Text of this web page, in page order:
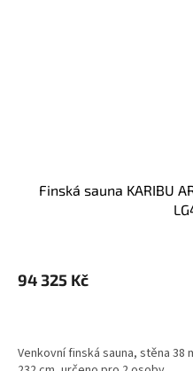
finská sauna KARIBU ARES 1 (34037) natur / šedá
94 325 Kč
Venkovní finská sauna, stěna 38